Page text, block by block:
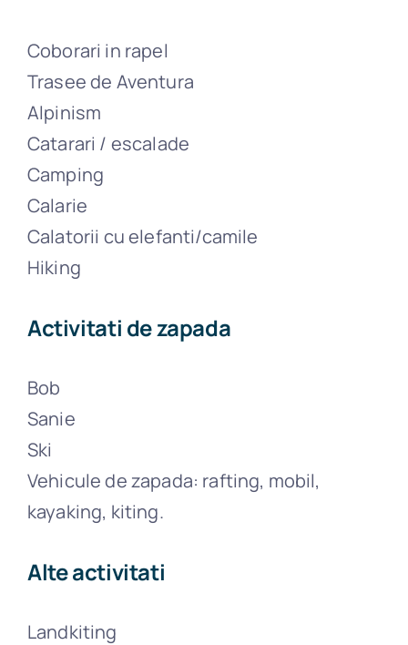
Coborari in rapel
Trasee de Aventura
Alpinism
Catarari / escalade
Camping
Calarie
Calatorii cu elefanti/camile
Hiking
Activitati de zapada
Bob
Sanie
Ski
Vehicule de zapada: rafting, mobil,
kayaking, kiting.
Alte activitati
Landkiting